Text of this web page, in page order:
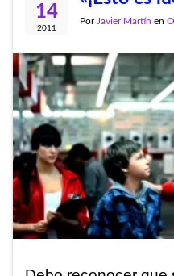
14
2011
Por Javier Martín en